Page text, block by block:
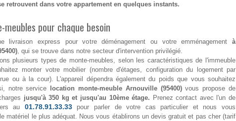
retrouvent dans votre appartement en quelques instants.
meubles pour chaque besoin
livraison express pour votre déménagement ou votre emménagement à
, qui se trouve dans notre secteur d'intervention privilégié.
plusieurs types de monte-meubles, selon les caractéristiques de l'immeuble
monter votre mobilier (nombre d'étages, configuration du logement par
ou à la cour). L'appareil dépendra également du poids que vous souhaitez
notre service
location monte-meuble Arnouville (95400)vous propose de
jusqu'à 350 kg et jusqu'au 10ème étage. Prenez contact avec l'un de
au 01.78.91.33.33pour parler de votre cas particulier et nous vous
matériel le plus adéquat. Nous vous établirons un devis gratuit et pas cher (tarif